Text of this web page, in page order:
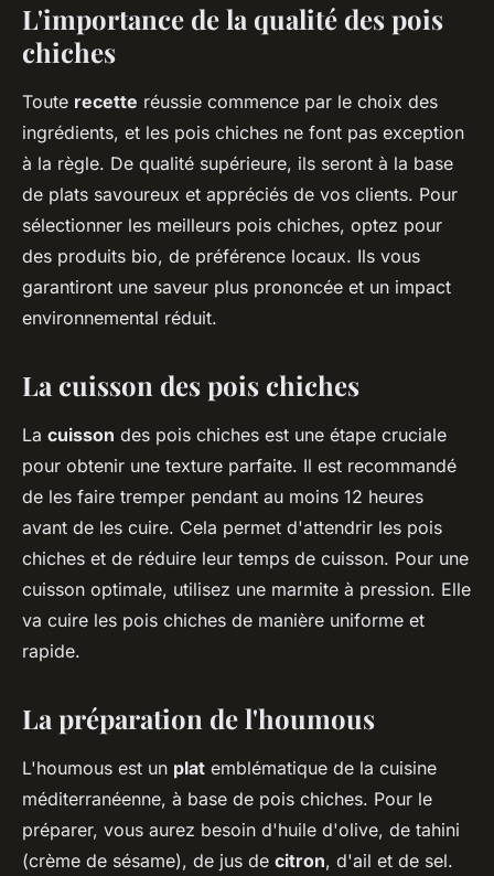
L'importance de la qualité des pois
chiches
Toute recette réussie commence par le choix des
ingrédients, et les pois chiches ne font pas exception
à la règle. De qualité supérieure, ils seront à la base
de plats savoureux et appréciés de vos clients. Pour
sélectionner les meilleurs pois chiches, optez pour
des produits bio, de préférence locaux. Ils vous
garantiront une saveur plus prononcée et un impact
environnemental réduit.
La cuisson des pois chiches
La cuisson des pois chiches est une étape cruciale
pour obtenir une texture parfaite. Il est recommandé
de les faire tremper pendant au moins 12 heures
avant de les cuire. Cela permet d'attendrir les pois
chiches et de réduire leur temps de cuisson. Pour une
cuisson optimale, utilisez une marmite à pression. Elle
va cuire les pois chiches de manière uniforme et
rapide.
La préparation de l'houmous
L'houmous est un plat emblématique de la cuisine
méditerranéenne, à base de pois chiches. Pour le
préparer, vous aurez besoin d'huile d'olive, de tahini
(crème de sésame), de jus de citron, d'ail et de sel.